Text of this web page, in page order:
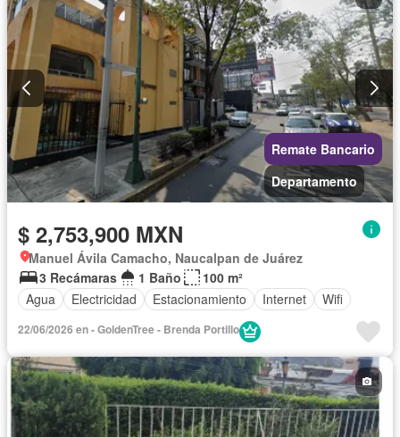
Remate Bancario
Departamento
$ 2,753,900 MXN
Manuel Ávila Camacho, Naucalpan de Juárez
3 Recámaras
1 Baño
100 m²
Agua
Electricidad Estacionamiento Internet Wifi
22/06/2026 en - GoldenTree - Brenda Portillo